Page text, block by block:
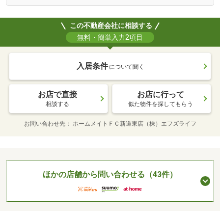
この不動産会社に相談する
無料・簡単入力2項目
入居条件 について聞く
お店で直接
相談する
お店に行って
似た物件を探してもらう
お問い合わせ先 ホームメイトＦＣ新道東店（株）エフズライフ
ほかの店舗から問い合わせる（43件）